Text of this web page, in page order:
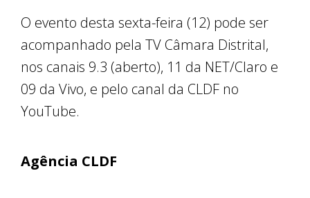
O evento desta sexta-feira (12) pode ser
acompanhado pela TV Câmara Distrital,
nos canais 9.3 (aberto), 11 da NET/Claro e
09 da Vivo, e pelo canal da CLDF no
YouTube.
Agência CLDF